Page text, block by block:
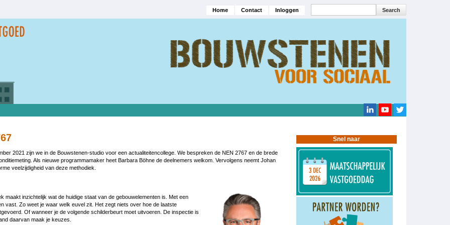
Search
Hoofdnavigatie
Home Contact Inloggen
2021 zijn we in de Bouwstenen-studio voor een actualiteitencollege. We bespreken de NEN 2767 en de brede
Als nieuwe programmamaker heet Barbara Böhne de deelnemers welkom. Vervolgens neemt Johan
veelzijdigheid van deze methodiek.
maakt inzichtelijk wat de huidige staat van de gebouwelementen is. Met een
vast. Zo weet je waar welk euvel zit. Het zegt niets over hoe de laatste
Of wanneer je de volgende schilderbeurt moet uitvoeren. De inspectie is
daarvan maak je keuzes.
Snel naar